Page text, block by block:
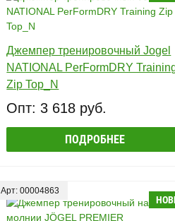
Джемпер тренировочный Jogel
NATIONAL PerFormDRY
Zip Top_N
Опт: 3 618 руб.
ПОДРОБНЕЕ
Арт: 00004863